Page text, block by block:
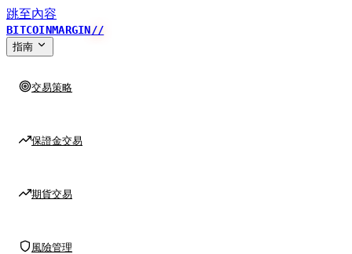
跳至內容
BITCOINMARGIN//
指南
交易策略
保證金交易
期貨交易
風險管理